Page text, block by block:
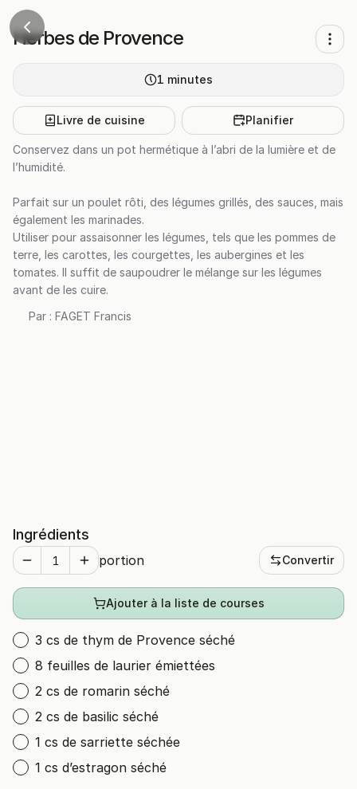
Herbes de Provence
1 minutes
Livre de cuisine Planifier
Conservez dans un pot hermétique à l’abri de la lumière et de
l’humidité.
Parfait sur un poulet rôti, des légumes grillés, des sauces, mais
également les marinades.
Utiliser pour assaisonner les légumes, tels que les pommes de
terre, les carottes, les courgettes, les aubergines et les
tomates. Il suffit de saupoudrer le mélange sur les légumes
avant de les cuire.
Par : FAGET Francis
Ingrédients
portion Convertir
Ajouter à la liste de courses
3 cs de thym de Provence séché
8 feuilles de laurier émiettées
2 cs de romarin séché
2 cs de basilic séché
1 cs de sarriette séchée
1 cs d’estragon séché